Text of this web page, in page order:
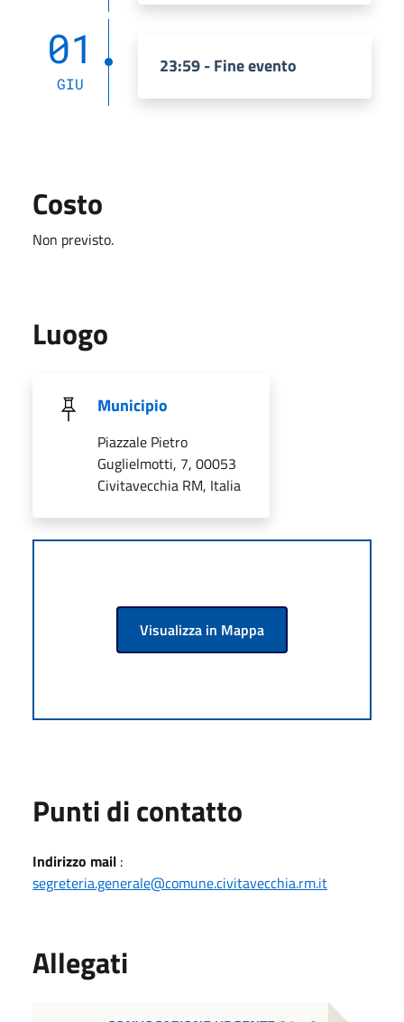
01
GIU
23:59 - Fine evento
Costo
Non previsto.
Luogo
Municipio
Piazzale Pietro
Guglielmotti, 7, 00053
Civitavecchia RM, Italia
Visualizza in Mappa
Punti di contatto
Indirizzo mail :
segreteria.generale@comune.civitavecchia.rm.it
Allegati